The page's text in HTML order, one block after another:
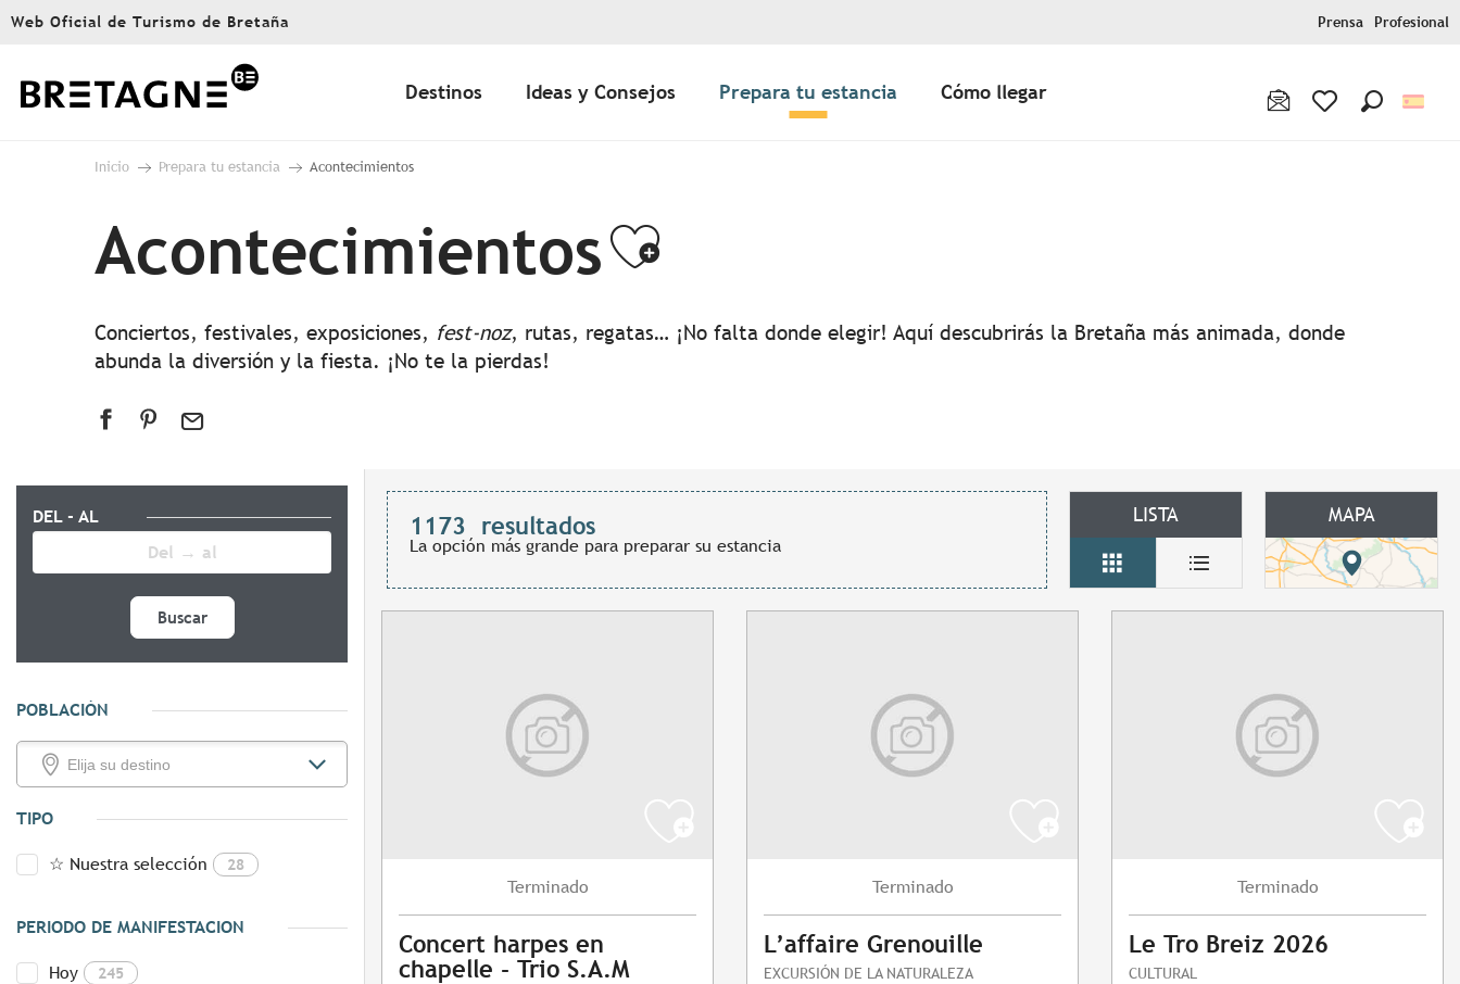
Aller
principal
Web Oficial de Turismo de Bretaña Prensa Profesional
Destinos Ideas y Consejos Prepara tu estancia Cómo llegar
Inicio Prepara tu estancia Acontecimientos
AcontecimientosAjouter aux favoris
Conciertos, festivales, exposiciones, fest-noz, rutas, regatas… ¡No falta donde elegir! Aquí descubrirás la Bretaña más animada, donde
abunda la diversión y la fiesta. ¡No te la pierdas!
DEL - AL
Buscar
POBLACIÓN
TIPO
☆ Nuestra selección 28
PERIODO DE MANIFESTACION
Hoy 245
1173 resultados
La opción más grande para preparar su estancia
LISTA MAPA
Terminado
Concert harpes en
chapelle - Trio S.A.M
Terminado
L’affaire Grenouille
EXCURSIÓN DE LA NATURALEZA
Terminado
Le Tro Breiz 2026
CULTURAL